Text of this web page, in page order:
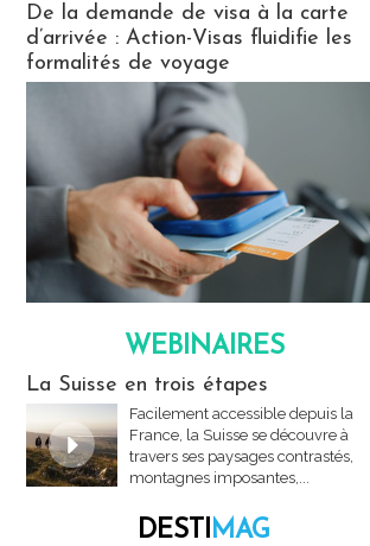
De la demande de visa à la carte
d’arrivée : Action-Visas fluidifie les
formalités de voyage
WEBINAIRES
La Suisse en trois étapes
Facilement accessible depuis la
France, la Suisse se découvre à
travers ses paysages contrastés,
montagnes imposantes,...
DESTIMAG